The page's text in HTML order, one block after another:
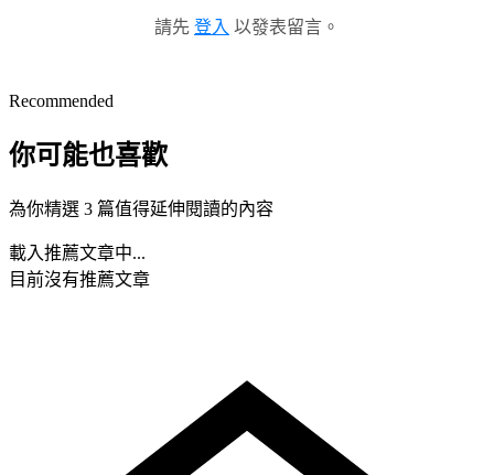
請先 登入 以發表留言。
Recommended
你可能也喜歡
為你精選 3 篇值得延伸閱讀的內容
載入推薦文章中...
目前沒有推薦文章